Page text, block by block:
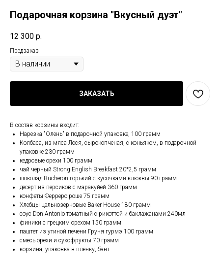
Подарочная корзина "Вкусный дуэт"
12 300 р.
Предзаказ
ЗАКАЗАТЬ
В состав корзины входит:
Нарезка "Олень" в подарочной упаковке, 100 грамм
Колбаса, из мяса Лося, сырокопченая, с коньяком, в подарочной
упаковке 230 грамм
кедровые орехи 100 грамм
чай черный Strong English Breakfast 20*2,5 грамм
шоколад Bucheron горький с кусочками клюквы 90 грамм
десерт из персиков с маракуйей 360 грамм
конфеты Ферреро роше 75 грамм
Хлебцы цельнозерновые Baker House 180 грамм
соус Don Antonio томатный с рикоттой и баклажанами 240мл
финики с грецким орехом 150 грамм
паштет из утиной печени Груня гурмэ 100 грамм
смесь орехи и сухофрукты 70 грамм
корзина, упаковка в пленку, бант